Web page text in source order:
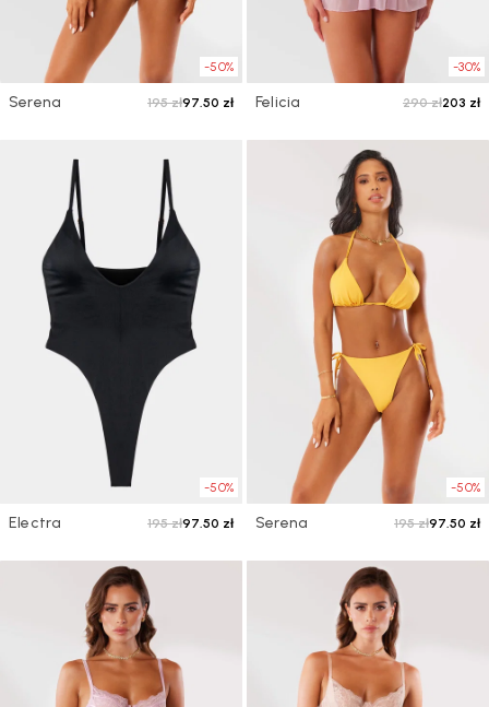
-50%
Serena 195 zł97.50 zł
-30%
Felicia 290 zł203 zł
-50%
Electra 195 zł97.50 zł
-50%
Serena 195 zł97.50 zł